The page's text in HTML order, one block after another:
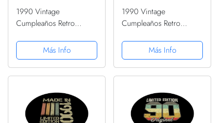
1990 Vintage
Cumpleaños Retro
Hombres Mujer
PopSockets PopGrip
Intercambiable
Más Info
1990 Vintage
Cumpleaños Retro
Hombres Mujer
PopSockets PopGrip
Intercambiable
Más Info